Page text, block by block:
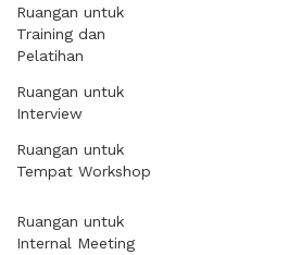
Ruangan untuk
Training dan
Pelatihan
Ruangan untuk
Interview
Ruangan untuk
Tempat Workshop
Ruangan untuk
Internal Meeting